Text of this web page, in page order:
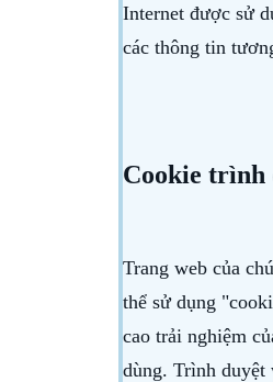
Internet được sử
các thông tin
Cookie trình
Trang web của
thể sử dụng
cao trải nghiệm
dùng. Trình duyệt